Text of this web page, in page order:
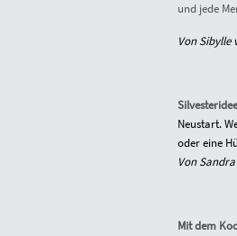
und jede
Von
Neustart.
oder eine
Von
Mit dem